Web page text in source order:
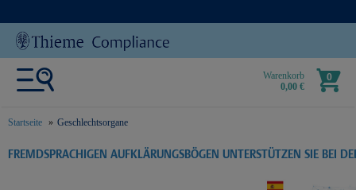
Warenkorb
0,00 €
0
Startseite Geschlechtsorgane
text.skipToContent
text.skipToNavigation
FREMDSPRACHIGEN AUFKLÄRUNGSBÖGEN UNTERSTÜTZEN SIE BEI